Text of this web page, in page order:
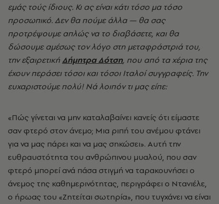
εμάς τούς ίδιους. Κι ας είναι κάτι τόσο μα τόσο
προσωπικό. Δεν θα πούμε άλλα — θα σας
προτρέψουμε απλώς να το διαβάσετε, και θα
δώσουμε αμέσως τον λόγο στη μεταφράστριά του,
την εξαιρετικήΔήμητρα Δότση, που από τα χέρια της
έχουν περάσει τόσοι και τόσοι Ιταλοί συγγραφείς. Την
ευχαριστούμε πολύ! Νά λοιπόν τι μας είπε:
«Πώς γίνεται να μην καταλαβαίνει κανείς ότι είμαστε
σαν φτερό στον άνεμο; Μια ριπή του ανέμου φτάνει
για να μας πάρει και να μας σηκώσει». Αυτή την
ευθραυστότητα του ανθρώπινου μυαλού, που σαν
φτερό μπορεί ανά πάσα στιγμή να ταρακουνήσει ο
άνεμος της καθημερινότητας, περιγράφει ο Ντανιέλε,
ο ήρωας του «Ζητείται σωτηρία», που τυγχάνει να είναι